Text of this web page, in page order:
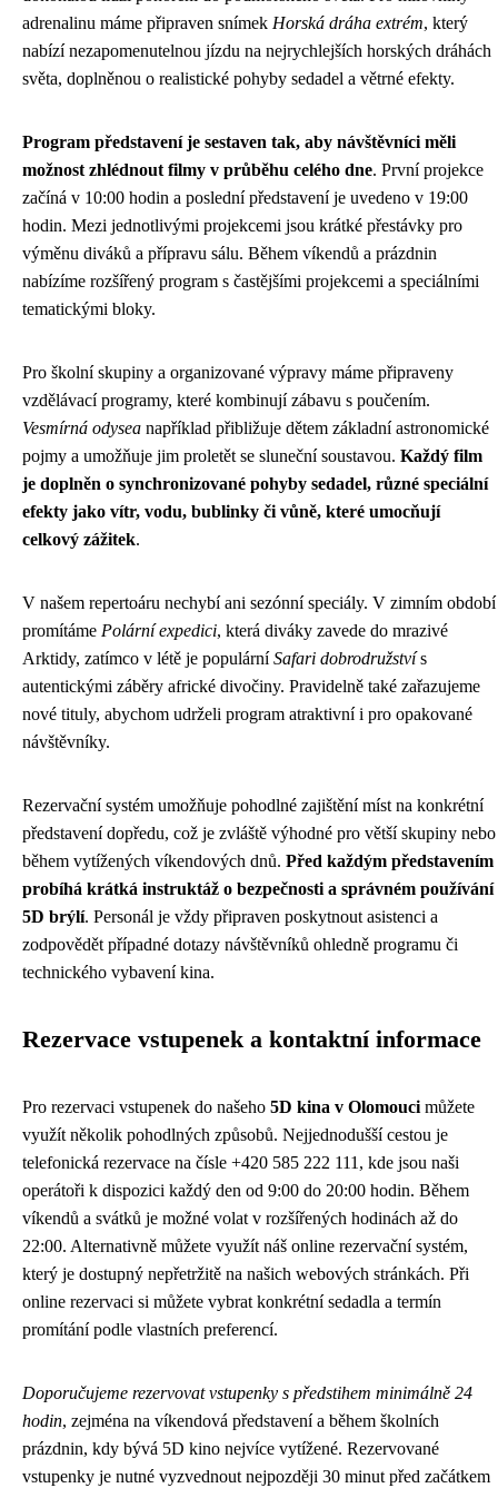
adrenalinu máme připraven snímek Horská dráha extrém, který
nabízí nezapomenutelnou jízdu na nejrychlejších horských dráhách
světa, doplněnou o realistické pohyby sedadel a větrné efekty.
Program představení je sestaven tak, aby návštěvníci měli
možnost zhlédnout filmy v průběhu celého dne. První projekce
začíná v 10:00 hodin a poslední představení je uvedeno v 19:00
hodin. Mezi jednotlivými projekcemi jsou krátké přestávky pro
výměnu diváků a přípravu sálu. Během víkendů a prázdnin
nabízíme rozšířený program s častějšími projekcemi a speciálními
tematickými bloky.
Pro školní skupiny a organizované výpravy máme připraveny
vzdělávací programy, které kombinují zábavu s poučením.
Vesmírná odysea například přibližuje dětem základní astronomické
pojmy a umožňuje jim proletět se sluneční soustavou. Každý film
je doplněn o synchronizované pohyby sedadel, různé speciální
efekty jako vítr, vodu, bublinky či vůně, které umocňují
celkový zážitek.
V našem repertoáru nechybí ani sezónní speciály. V zimním období
promítáme Polární expedici, která diváky zavede do mrazivé
Arktidy, zatímco v létě je populárníSafari dobrodružstvís
autentickými záběry africké divočiny. Pravidelně také zařazujeme
nové tituly, abychom udrželi program atraktivní i pro opakované
návštěvníky.
Rezervační systém umožňuje pohodlné zajištění míst na konkrétní
představení dopředu, což je zvláště výhodné pro větší skupiny nebo
během vytížených víkendových dnů. Před každým představením
probíhá krátká instruktáž o bezpečnosti a správném používání
5D brýlí. Personál je vždy připraven poskytnout asistenci a
zodpovědět případné dotazy návštěvníků ohledně programu či
technického vybavení kina.
Rezervace vstupenek a kontaktní informace
Pro rezervaci vstupenek do našeho 5D kina v Olomouci můžete
využít několik pohodlných způsobů. Nejjednodušší cestou je
telefonická rezervace na čísle +420 585 222 111, kde jsou naši
operátoři k dispozici každý den od 9:00 do 20:00 hodin. Během
víkendů a svátků je možné volat v rozšířených hodinách až do
22:00. Alternativně můžete využít náš online rezervační systém,
který je dostupný nepřetržitě na našich webových stránkách. Při
online rezervaci si můžete vybrat konkrétní sedadla a termín
promítání podle vlastních preferencí.
Doporučujeme rezervovat vstupenky s předstihem minimálně 24
hodin, zejména na víkendová představení a během školních
prázdnin, kdy bývá 5D kino nejvíce vytížené. Rezervované
vstupenky je nutné vyzvednout nejpozději 30 minut před začátkem